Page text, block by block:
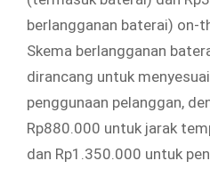
berlangganan baterai) on-
Skema berlangganan
dirancang untuk
penggunaan pelanggan,
Rp880.000 untuk jarak
dan Rp1.350.000 untuk